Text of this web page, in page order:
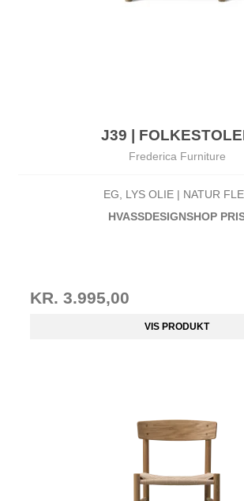
J39 |
Frederica Furniture
EG, LYS OLIE | NATUR
HVASSDESIGNSHOP
KR. 3.995,00
VIS PRODUKT